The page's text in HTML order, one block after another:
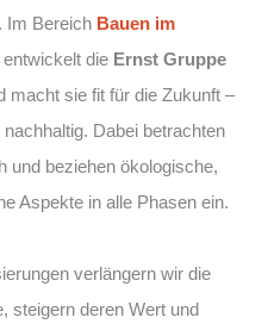
Im Bereich Bauen im
entwickelt die Ernst Gruppe
macht sie fit für die Zukunft –
Dabei betrachten
und beziehen ökologische,
Aspekte in alle Phasen ein.
verlängern wir die
steigern deren Wert und